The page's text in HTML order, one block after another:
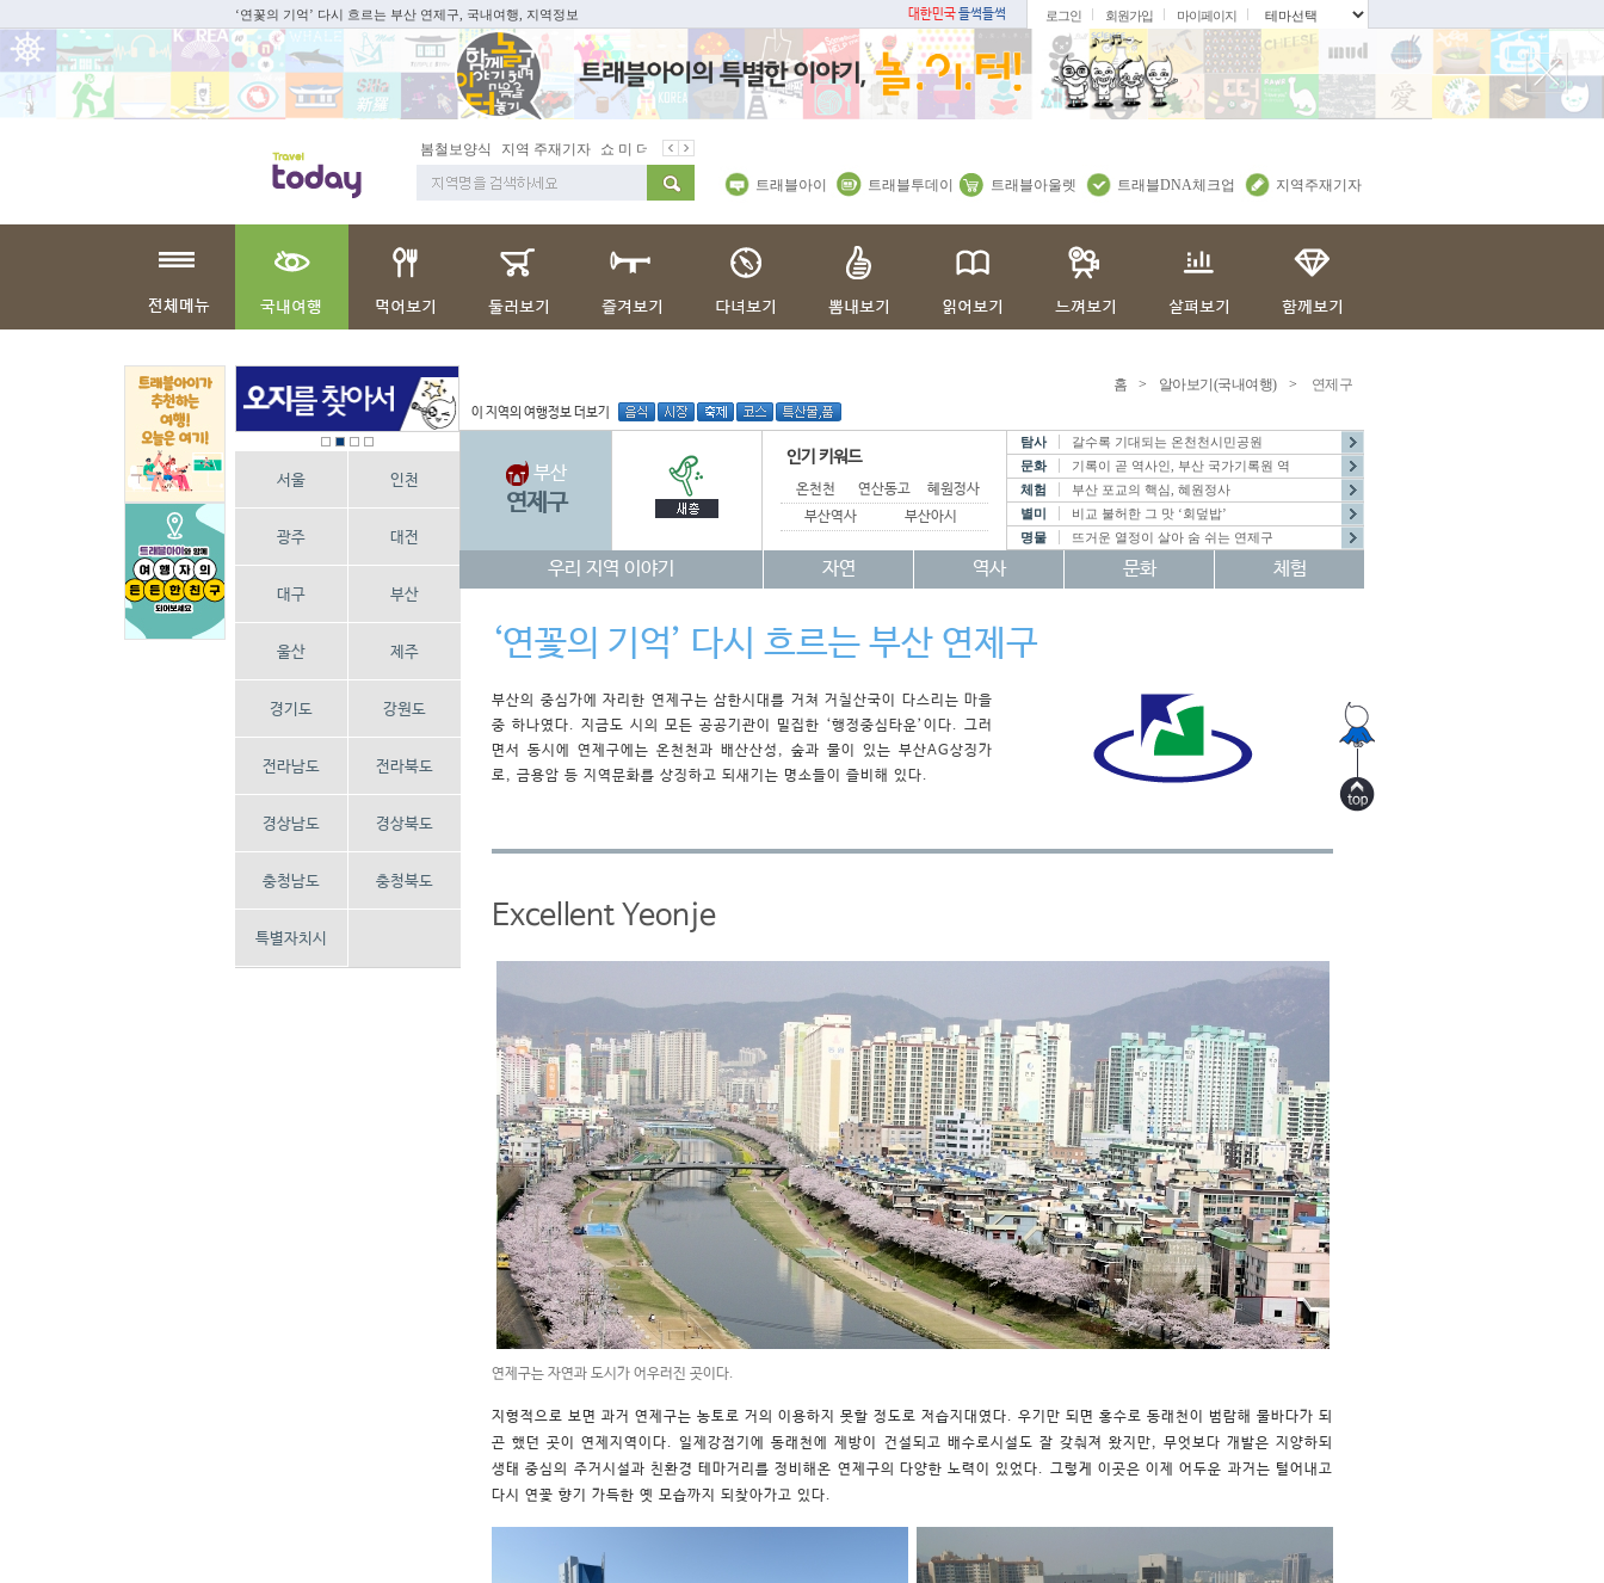
‘연꽃의 기억’ 다시 흐르는 부산 연제구, 국내여행, 지역정보 대한민국들썩들썩 로그인 회원가입 마이페이지
봄꽃
지역 주재기자 쇼 미 더 트래블아이
트래블아이 트래블투데이 트래블아울렛 트래블DNA체크업 지역주재기자
서울 인천
광주 대전
대구 부산
울산 제주
경기도 강원도
전라남도 전라북도
경상남도 경상북도
충청남도 충청북도
특별자치시
홈 > 알아보기(국내여행) > 연제구
이 지역의 여행정보 더보기
부산
연제구
인기 키워드
온천천 연산동고분군혜원정사
부산역사기록관
부산아시아드주경기장
탐사
갈수록 기대되는 온천천시민공원
문화
기록이 곧 역사인, 부산 국가기록원 역
체험
부산 포교의 핵심, 혜원정사
별미
비교 불허한 그 맛 ‘회덮밥’
명물
뜨거운 열정이 살아 숨 쉬는 연제구
우리 지역 이야기 자연 역사 문화 체험
‘연꽃의 기억’ 다시 흐르는 부산 연제구
부산의 중심가에 자리한 연제구는 삼한시대를 거쳐 거칠산국이 다스리는 마을
중 하나였다. 지금도 시의 모든 공공기관이 밀집한 ‘행정중심타운’이다. 그러
면서 동시에 연제구에는 온천천과 배산산성, 숲과 물이 있는 부산AG상징가
로, 금용암 등 지역문화를 상징하고 되새기는 명소들이 즐비해 있다.
Excellent Yeonje
연제구는 자연과 도시가 어우러진 곳이다.
지형적으로 보면 과거 연제구는 농토로 거의 이용하지 못할 정도로 저습지대였다. 우기만 되면 홍수로 동래천이 범람해 물바다가 되
곤 했던 곳이 연제지역이다. 일제강점기에 동래천에 제방이 건설되고 배수로시설도 잘 갖춰져 왔지만, 무엇보다 개발은 지양하되
생태 중심의 주거시설과 친환경 테마거리를 정비해온 연제구의 다양한 노력이 있었다. 그렇게 이곳은 이제 어두운 과거는 털어내고
다시 연꽃 향기 가득한 옛 모습까지 되찾아가고 있다.